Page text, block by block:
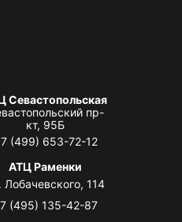
Севастопольская
пр-
кт, 95Б
(499) 653-72-12
АТЦ Раменки
Лобачевского, 114
(495) 135-42-87